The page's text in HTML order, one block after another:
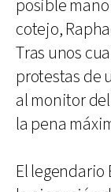
posible
cotejo,
Tras unos
protestas de
al monitor
la pena
El legendario